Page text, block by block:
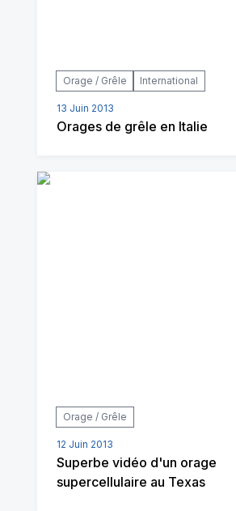
Orage / Grêle International
13 Juin 2013
Orages de grêle en Italie
Orage / Grêle
12 Juin 2013
Superbe vidéo d'un orage
supercellulaire au Texas